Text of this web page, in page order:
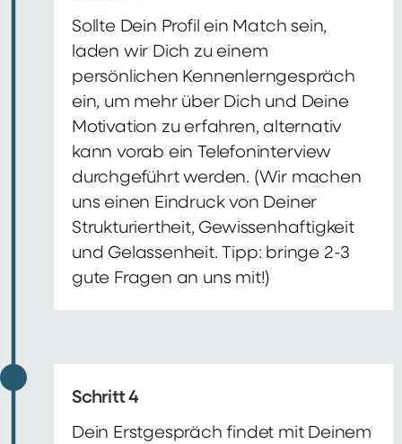
Sollte Dein Profil ein Match sein,
laden wir Dich zu einem
persönlichen Kennenlerngespräch
ein, um mehr über Dich und Deine
Motivation zu erfahren, alternativ
kann vorab ein Telefoninterview
durchgeführt werden. (Wir machen
uns einen Eindruck von Deiner
Strukturiertheit, Gewissenhaftigkeit
und Gelassenheit. Tipp: bringe 2-3
gute Fragen an uns mit!)
Schritt 4
Dein Erstgespräch findet mit Deinem